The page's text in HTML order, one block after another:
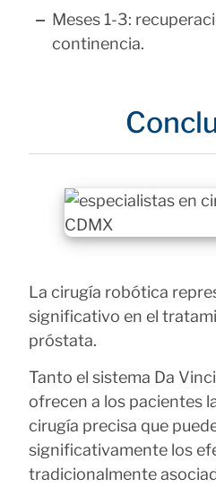
Meses 1-3:
continencia.
La cirugía robótica
significativo en el
próstata.
Tanto el sistema Da
ofrecen a los pacientes
cirugía precisa que
significativamente los
tradicionalmente